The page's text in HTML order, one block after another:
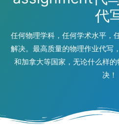
代
任何物理学科，任何学术水平，
解决。最高质量的物理作业代写
和加拿大等国家，无论什么样
决！